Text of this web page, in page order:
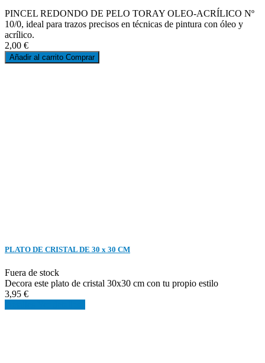
PINCEL REDONDO DE PELO TORAY OLEO-ACRÍLICO Nº
10/0, ideal para trazos precisos en técnicas de pintura con óleo y
acrílico.
2,00 €
Añadir al carrito Comprar
PLATO DE CRISTAL DE 30 x 30 CM
Fuera de stock
Decora este plato de cristal 30x30 cm con tu propio estilo
3,95 €